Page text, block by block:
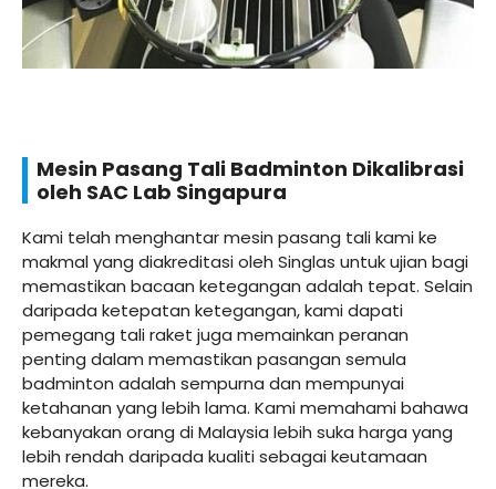
Mesin Pasang Tali Badminton Dikalibrasi
oleh SAC Lab Singapura
Kami telah menghantar mesin pasang tali kami ke
makmal yang diakreditasi oleh Singlas untuk ujian bagi
memastikan bacaan ketegangan adalah tepat. Selain
daripada ketepatan ketegangan, kami dapati
pemegang tali raket juga memainkan peranan
penting dalam memastikan pasangan semula
badminton adalah sempurna dan mempunyai
ketahanan yang lebih lama. Kami memahami bahawa
kebanyakan orang di Malaysia lebih suka harga yang
lebih rendah daripada kualiti sebagai keutamaan
mereka.